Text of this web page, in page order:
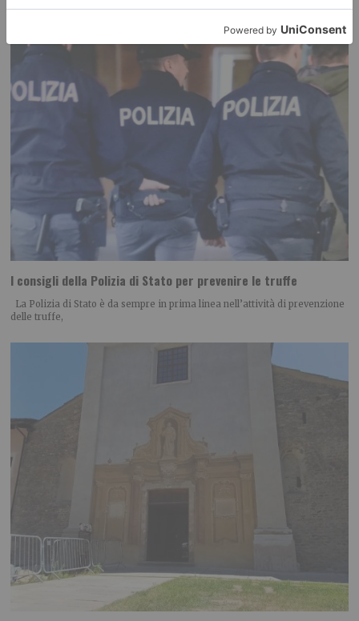
I consigli della Polizia di Stato per prevenire le truffe
La Polizia di Stato è da sempre in prima linea nell’attività di prevenzione
delle truffe,